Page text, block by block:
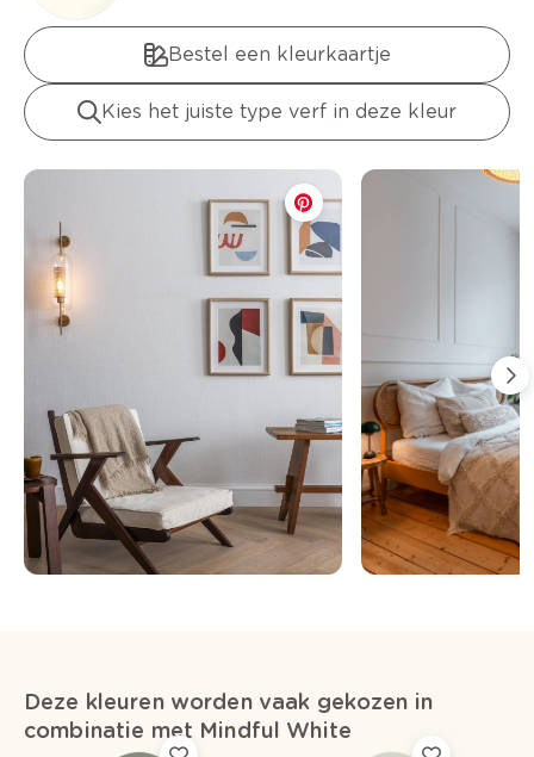
Bestel een kleurkaartje
Kies het juiste type verf in deze kleur
Deze kleuren worden vaak gekozen in
combinatie met Mindful White